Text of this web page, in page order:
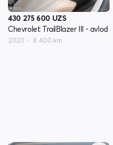
430 275 600 UZS
Chevrolet TrailBlazer III - avlod
2020 8 400 km